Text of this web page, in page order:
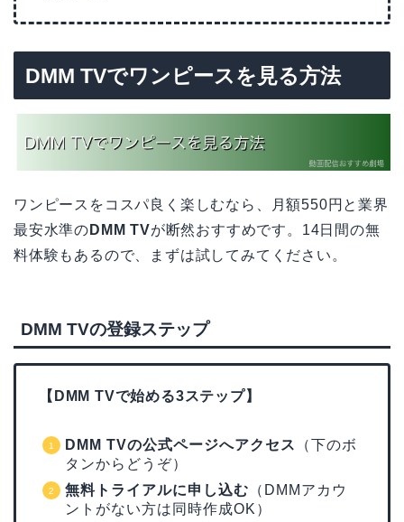
DMM TVでワンピースを見る方法
ワンピースをコスパ良く楽しむなら、月額550円と業界
最安水準の DMM TVが断然おすすめです。14日間の無
料体験もあるので、まずは試してみてください。
DMM TVの登録ステップ
【DMM TVで始める3ステップ】
DMM TVの公式ページへアクセス
（下のボ
タンからどうぞ）
無料トライアルに申し込む （DMMアカウ
ントがない方は同時作成OK）